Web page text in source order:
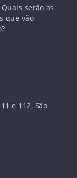
serão as
que vão
e 112, São